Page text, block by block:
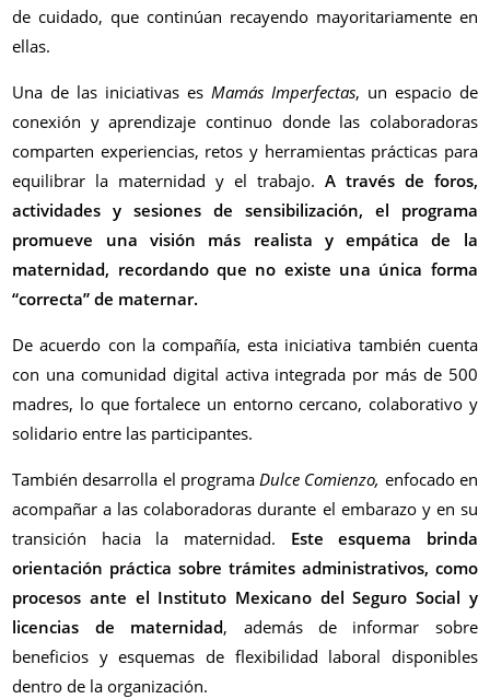
de cuidado, que continúan recayendo mayoritariamente en
ellas.
Una de las iniciativas es Mamás Imperfectas, un espacio de
conexión y aprendizaje continuo donde las colaboradoras
comparten experiencias, retos y herramientas prácticas para
equilibrar la maternidad y el trabajo. A través de foros,
actividades y sesiones de sensibilización, el programa
promueve una visión más realista y empática de la
maternidad, recordando que no existe una única forma
“correcta” de maternar.
De acuerdo con la compañía, esta iniciativa también cuenta
con una comunidad digital activa integrada por más de 500
madres, lo que fortalece un entorno cercano, colaborativo y
solidario entre las participantes.
También desarrolla el programaDulce Comienzo, enfocado en
acompañar a las colaboradoras durante el embarazo y en su
transición hacia la maternidad. Este esquema brinda
orientación práctica sobre trámites administrativos, como
procesos ante el Instituto Mexicano del Seguro Social y
licencias de maternidad, además de informar sobre
beneficios y esquemas de flexibilidad laboral disponibles
dentro de la organización.